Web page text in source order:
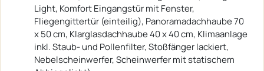
Light, Komfort Eingangstür mit Fenster,
Fliegengittertür (einteilig), Panoramadachhaube 70
x 50 cm, Klarglasdachhaube 40 x 40 cm, Klimaanlage
inkl. Staub- und Pollenfilter, Stoßfänger lackiert,
Nebelscheinwerfer, Scheinwerfer mit statischem